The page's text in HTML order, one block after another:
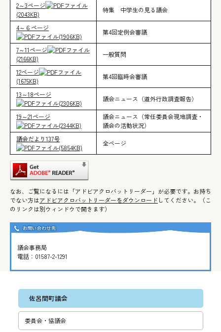
2～3ページ
(2043KB)
特集 中学生の見る議会
4～６ページ
(1906KB)
第4回定例会審議
7～11ページ
(2166KB)
一般質問
12ページ
(1675KB)
第4回臨時会審議
13～18ページ
(2306KB)
議会ニュース（道外行政調査報告）
19～21ページ
(2344KB)
議会ニュース（常任委員会現地調査・
議会の活動状況）
議会だより137号
(5854KB)
全ページ
なお、ご覧になるには「アドビアクロバットリーダー」が必要です。お持ち
でない方はアドビアクロバットリーダーをダウンロード してください。（こ
のリンクは別ウィンドウで開きます）
議会事務局
電話： 01587-2-1291
佐呂間町議会
委員会・協議会